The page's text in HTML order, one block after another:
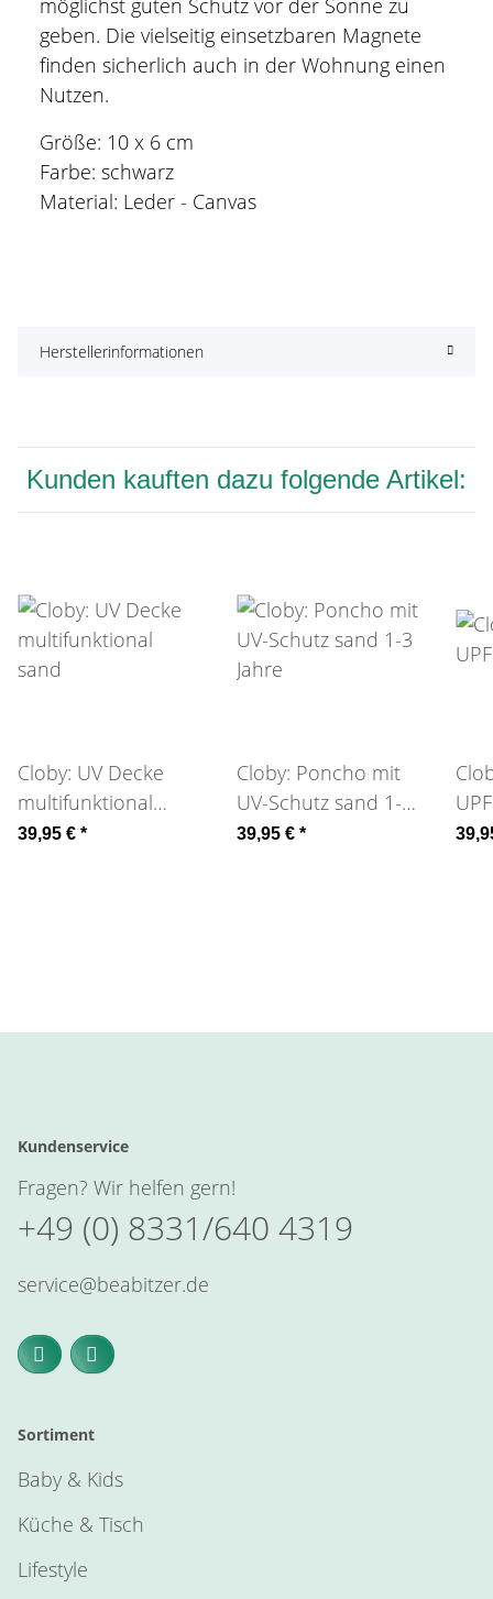
geben. Die vielseitig einsetzbaren Magnete
finden sicherlich auch in der Wohnung einen
Nutzen.
Größe: 10 x 6 cm
Farbe: schwarz
Material: Leder - Canvas
Herstellerinformationen
Kunden kauften dazu folgende Artikel:
Cloby: UV Decke
multifunktional
sand
39,95 € *
Cloby: Poncho mit
UV-Schutz sand 1-3
Jahre
39,95 € *
Kundenservice
Fragen? Wir helfen gern!
+49 (0) 8331/640 4319
service@beabitzer.de
Sortiment
Baby & Kids
Küche & Tisch
Lifestyle